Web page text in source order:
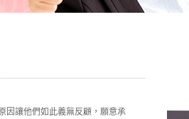
因讓他們如此義無反顧，願意承